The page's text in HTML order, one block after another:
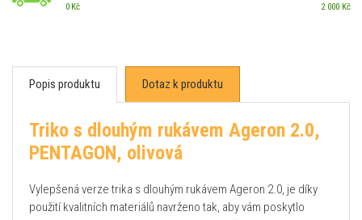
0 Kč 2 000 Kč
Popis produktu Dotaz k produktu
Triko s dlouhým rukávem Ageron 2.0,
PENTAGON, olivová
Vylepšená verze trika s dlouhým rukávem Ageron 2.0, je díky
použití kvalitních materiálů navrženo tak, aby vám poskytlo